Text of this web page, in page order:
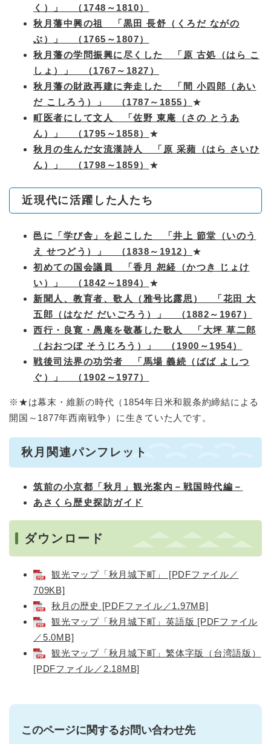
く）」 （1748～1810）
秋月藩中興の祖 「黒田 長舒（くろだ ながの
ぶ）」 （1765～1807）
秋月藩の学問振興に尽くした 「原 古処（はら こ
しょ）」 （1767～1827）
秋月藩の財政再建に奔走した 「間 小四郎（あい
だ こしろう）」 （1787～1855） ★
町医者にして文人 「佐野 東庵（さの とうあ
ん）」 （1795～1858） ★
秋月の生んだ女流漢詩人 「原 采蘋（はら さいひ
ん）」 （1798～1859） ★
近現代に活躍した人たち
邑に「学び舎」を起こした 「井上 節堂（いのう
え せつどう）」 （1838～1912） ★
初めての国会議員 「香月 恕経（かつき じょけ
い）」 （1842～1894） ★
新聞人、教育者、歌人（雅号比露思） 「花田 大
五郎（はなだ だいごろう）」 （1882～1967）
西行・良寛・愚庵を敬慕した歌人 「大坪 草二郎
（おおつぼ そうじろう）」 （1900～1954）
戦後司法界の功労者 「馬場 義続（ばば よしつ
ぐ）」 （1902～1977）
※★は幕末・維新の時代（1854年日米和親条約締結による
開国～1877年西南戦争）に生きていた人です。
秋月関連パンフレット
筑前の小京都「秋月」観光案内－戦国時代編－
あさくら歴史探訪ガイド
ダウンロード
観光マップ「秋月城下町」 [PDFファイル／
709KB]
秋月の歴史 [PDFファイル／1.97MB]
観光マップ「秋月城下町」英語版 [PDFファイル
／5.0MB]
観光マップ「秋月城下町」繁体字版（台湾語版）
[PDFファイル／2.18MB]
このページに関するお問い合わせ先